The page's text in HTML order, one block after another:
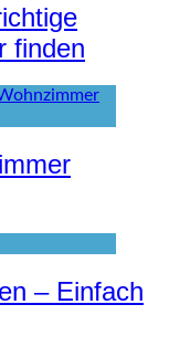
finden
– Einfach